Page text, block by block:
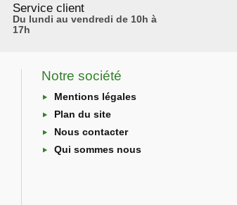
Service client
Du lundi au vendredi de 10h à
17h
Notre société
Mentions légales
Plan du site
Nous contacter
Qui sommes nous